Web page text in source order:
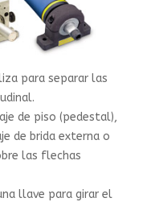
para separar las
de piso (pedestal),
de brida externa o
las flechas
llave para girar el